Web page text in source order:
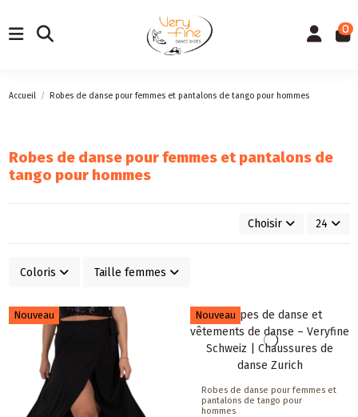
0
Accueil Robes de danse pour femmes et pantalons de tango pour hommes
Robes de danse pour femmes et pantalons de
tango pour hommes
Choisir 24
Coloris Taille femmes
Nouveau Nouveau
Robes de danse pour femmes et
pantalons de tango pour
hommes